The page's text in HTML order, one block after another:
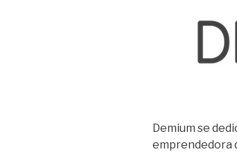
Demium se
emprendedora